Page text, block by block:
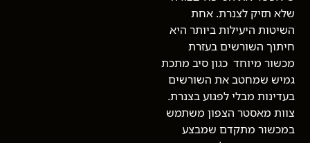
שלא תזיק לצנרת. אחת
השיטות היעילות ביותר היא
חיתוך השורשים בעזרת
מכשור מיוחד כגון סיב מתכת
גמיש שמחטב את השורשים
בעדינות מבלי לפגוע בצנרת.
צוות מאסטר הצפון משתמש
במכשור מתקדם שמבצע